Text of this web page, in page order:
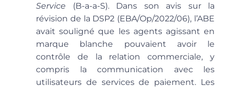
Service (B-a-a-S). Dans son avis sur la
révision de la DSP2 (EBA/Op/2022/06), l’ABE
avait souligné que les agents agissant en
marque blanche pouvaient avoir le
contrôle de la relation commerciale, y
compris la communication avec les
utilisateurs de services de paiement. Les